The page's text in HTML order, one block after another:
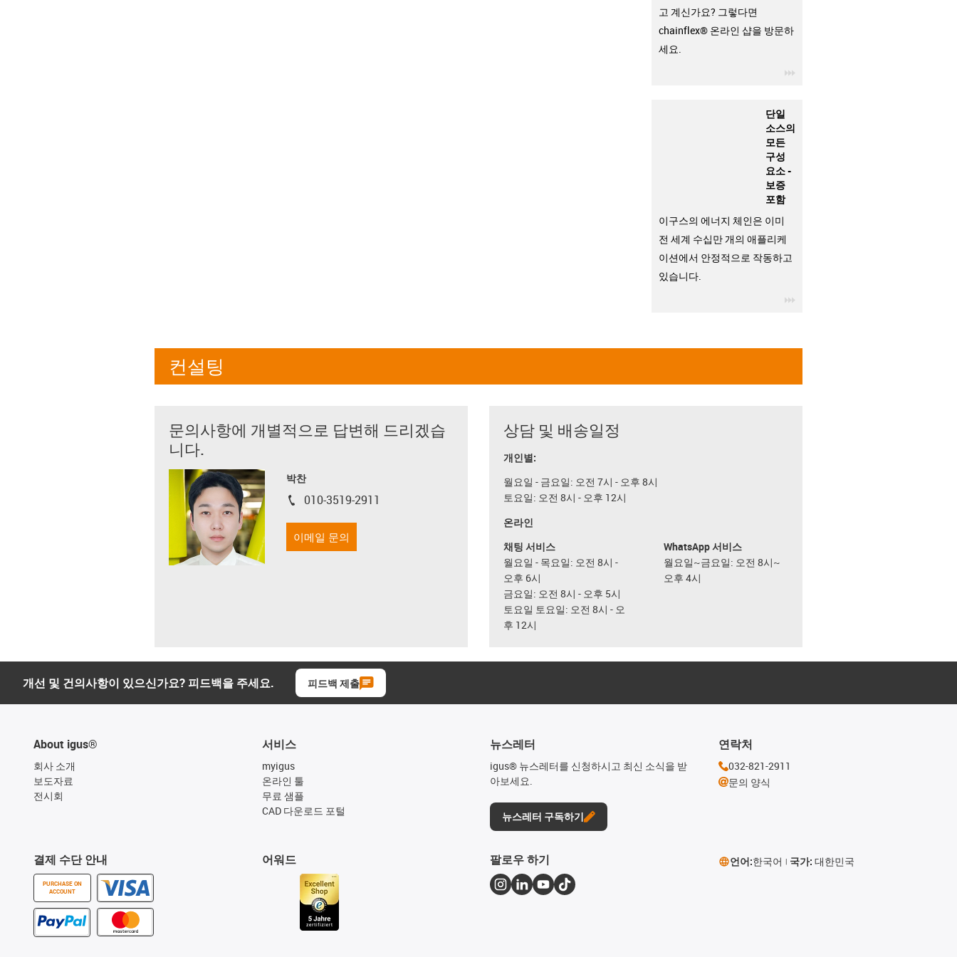
고 계신가요? 그렇다면
chainflex® 온라인 샵을 방문하
세요.
단일
소스의
모든
구성
요소 -
보증
포함
이구스의 에너지 체인은 이미
전 세계 수십만 개의 애플리케
이션에서 안정적으로 작동하고
있습니다.
컨설팅
문의사항에 개별적으로 답변해 드리겠습
니다.
박찬
igus-icon-phone
010-3519-2911
이메일 문의
상담 및 배송일정
개인별:
월요일 - 금요일: 오전 7시 - 오후 8시
토요일: 오전 8시 - 오후 12시
온라인
채팅 서비스
월요일 - 목요일: 오전 8시 -
오후 6시
금요일: 오전 8시 - 오후 5시
토요일 토요일: 오전 8시 - 오
후 12시
WhatsApp 서비스
월요일~금요일: 오전 8시~
오후 4시
개선 및 건의사항이 있으신가요? 피드백을 주세요. 피드백 제출
About igus®
회사 소개
보도자료
전시회
결제 수단 안내
PURCHASE ON
ACCOUNT
서비스
myigus
온라인 툴
무료 샘플
CAD 다운로드 포털
어워드
뉴스레터
igus® 뉴스레터를 신청하시고 최신 소식을 받
아보세요.
뉴스레터 구독하기
연락처
032-821-2911
문의 양식
팔로우 하기 언어:한국어 국가: 대한민국